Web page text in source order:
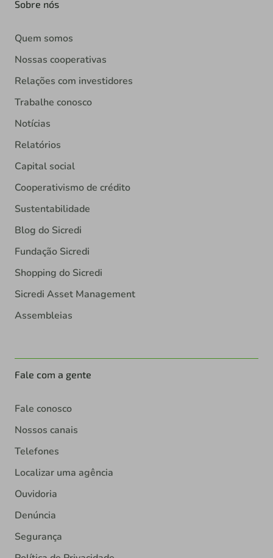
Sobre nós
Quem somos
Nossas cooperativas
Relações com investidores
Trabalhe conosco
Notícias
Relatórios
Capital social
Cooperativismo de crédito
Sustentabilidade
Blog do Sicredi
Fundação Sicredi
Shopping do Sicredi
Sicredi Asset Management
Assembleias
Fale com a gente
Fale conosco
Nossos canais
Telefones
Localizar uma agência
Ouvidoria
Denúncia
Segurança